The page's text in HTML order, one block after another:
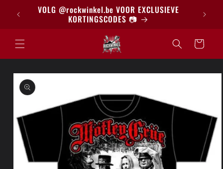
naar deVOLG @rockwinkel.be VOOR EXCLUSIEVE
KORTINGSCODES 📷
Winkelwagen
direct naar